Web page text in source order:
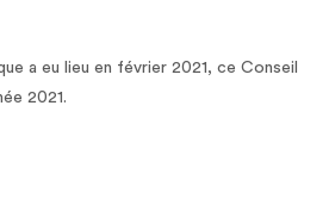
a eu lieu en février 2021, ce Conseil
2021.